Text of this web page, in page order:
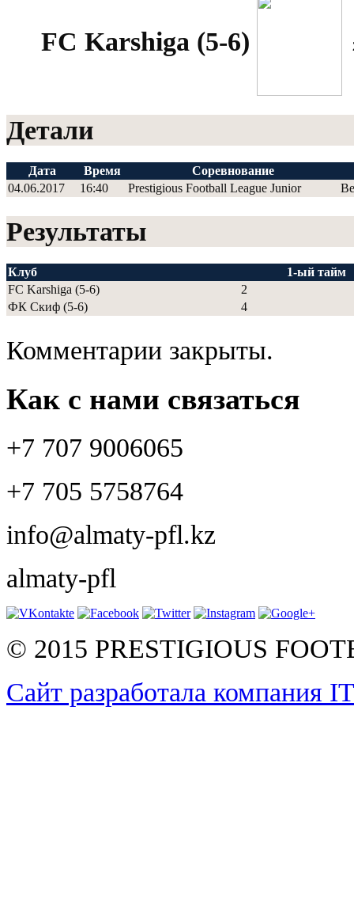
FC Karshiga (5-6)
Детали
Дата Время
Соревнование
04.06.2017
16:40 Prestigious Football League Junior
Результаты
Клуб
1-ый тайм
FC Karshiga (5-6)
2
ФК Скиф (5-6)
4
Комментарии закрыты.
Как с нами связаться
+7 707 9006065
+7 705 5758764
info@almaty-pfl.kz
almaty-pfl
© 2015 PRESTIGIOUS
Сайт разработала компания